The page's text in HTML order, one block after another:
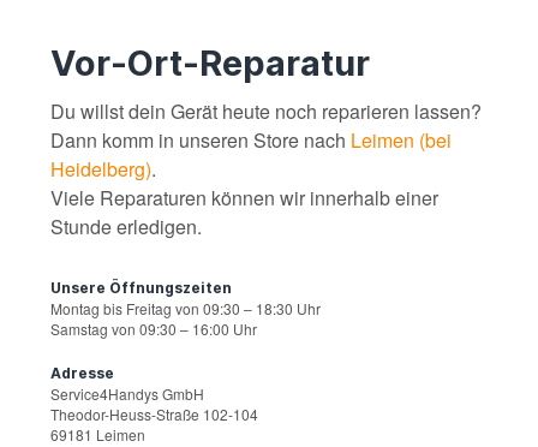
Vor-Ort-Reparatur
Du willst dein Gerät heute noch reparieren lassen?
Dann komm in unseren Store nach Leimen (bei
Heidelberg).
Viele Reparaturen können wir innerhalb einer
Stunde erledigen.
Unsere Öffnungszeiten
Montag bis Freitag von 09:30 – 18:30 Uhr
Samstag von 09:30 – 16:00 Uhr
Adresse
Service4Handys GmbH
Theodor-Heuss-Straße 102-104
69181 Leimen